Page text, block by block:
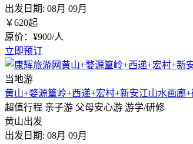
出发日期: 08月 09月
￥620起
原价：¥900/人
立即预订
当地游
黄山+婺源篁岭+西递+宏村+新安江山水画廊
超值行程 亲子游 父母安心游 游学/研修
黄山出发
出发日期: 08月 09月